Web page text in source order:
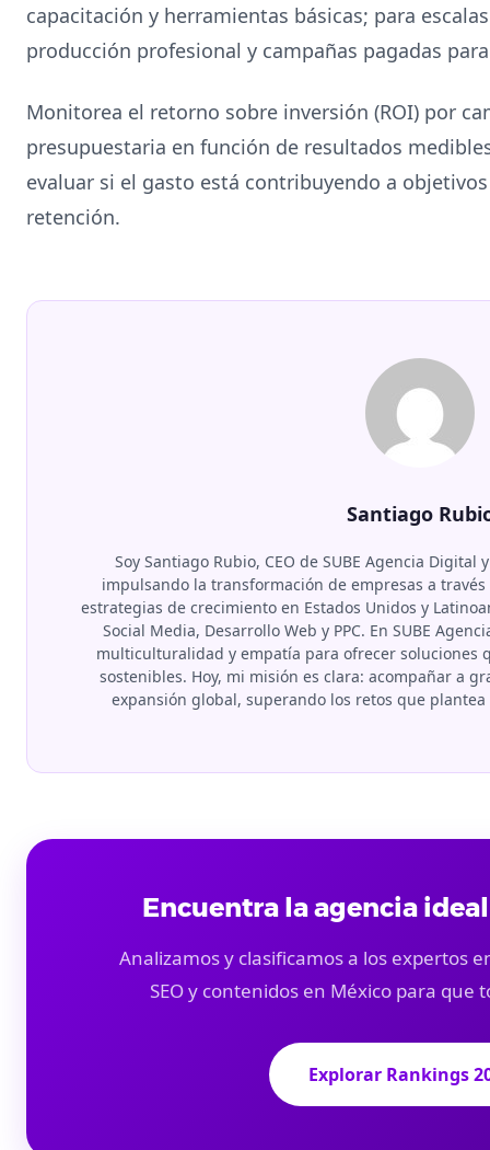
capacitación y herramientas básicas; para
producción profesional y campañas pagadas
Monitorea el retorno sobre inversión (ROI) por
presupuestaria en función de resultados
evaluar si el gasto está contribuyendo a
retención.
Santiago
Soy Santiago Rubio, CEO de SUBE Agencia
impulsando la transformación de empresas a
estrategias de crecimiento en Estados Unidos y
Social Media, Desarrollo Web y PPC. En SUBE
multiculturalidad y empatía para ofrecer soluciones
sostenibles. Hoy, mi misión es clara: acompañar a
expansión global, superando los retos que
Encuentra la agencia
Analizamos y clasificamos a los expertos
SEO y contenidos en México para que
Explorar Rankings